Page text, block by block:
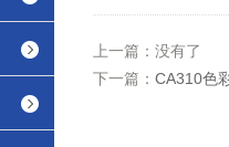
上一篇：没有了
下一篇： CA310色